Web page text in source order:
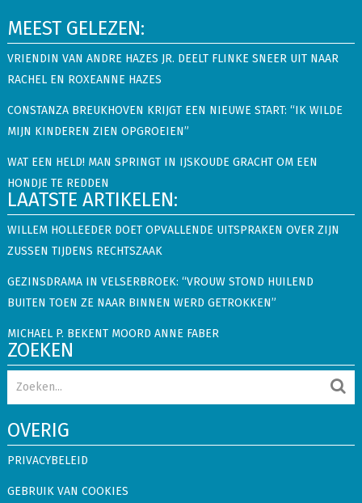
MEEST GELEZEN:
VRIENDIN VAN ANDRE HAZES JR. DEELT FLINKE SNEER UIT NAAR
RACHEL EN ROXEANNE HAZES
CONSTANZA BREUKHOVEN KRIJGT EEN NIEUWE START: “IK WILDE
MIJN KINDEREN ZIEN OPGROEIEN”
WAT EEN HELD! MAN SPRINGT IN IJSKOUDE GRACHT OM EEN
HONDJE TE REDDEN
LAATSTE ARTIKELEN:
WILLEM HOLLEEDER DOET OPVALLENDE UITSPRAKEN OVER ZIJN
ZUSSEN TIJDENS RECHTSZAAK
GEZINSDRAMA IN VELSERBROEK: “VROUW STOND HUILEND
BUITEN TOEN ZE NAAR BINNEN WERD GETROKKEN”
MICHAEL P. BEKENT MOORD ANNE FABER
ZOEKEN
OVERIG
PRIVACYBELEID
GEBRUIK VAN COOKIES